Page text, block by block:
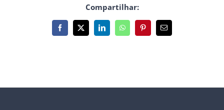
Compartilhar:
Facebook
X LinkedInWhatsAppPinterest
E-
mail